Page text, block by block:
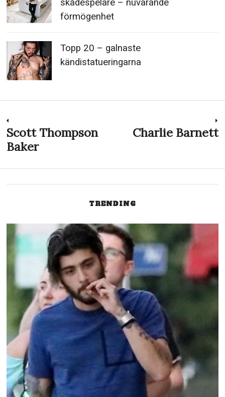
skådespelare – nuvarande
förmögenhet
Topp 20 – galnaste
kändistatueringarna
Inläggsnavigering
Previous
post:
Scott Thompson
Baker
Charlie Barnett
TRENDING